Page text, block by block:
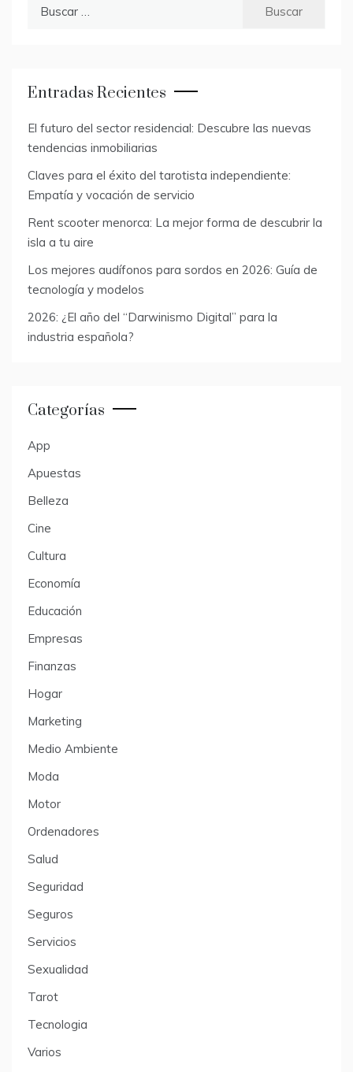
Entradas Recientes
El futuro del sector residencial: Descubre las nuevas
tendencias inmobiliarias
Claves para el éxito del tarotista independiente:
Empatía y vocación de servicio
Rent scooter menorca: La mejor forma de descubrir la
isla a tu aire
Los mejores audífonos para sordos en 2026: Guía de
tecnología y modelos
2026: ¿El año del “Darwinismo Digital” para la
industria española?
Categorías
App
Apuestas
Belleza
Cine
Cultura
Economía
Educación
Empresas
Finanzas
Hogar
Marketing
Medio Ambiente
Moda
Motor
Ordenadores
Salud
Seguridad
Seguros
Servicios
Sexualidad
Tarot
Tecnologia
Varios